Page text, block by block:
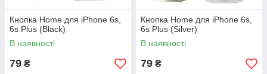
Кнопка Home для iPhone 6s,
6s Plus (Black)
В наявності
79 ₴
Кнопка Home для iPhone 6s,
6s Plus (Silver)
В наявності
79 ₴